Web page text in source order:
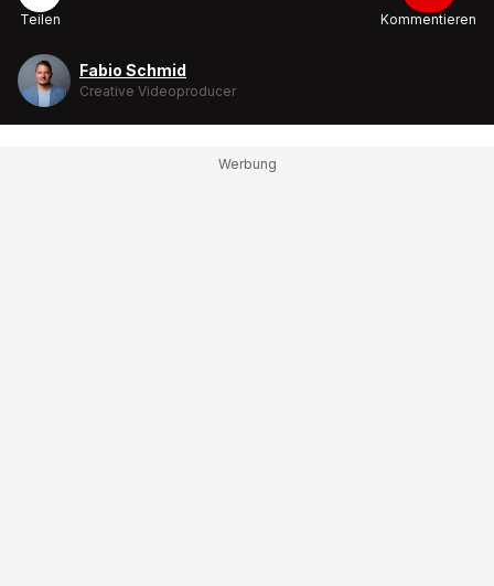
Teilen Kommentieren
Fabio Schmid
Creative Videoproducer